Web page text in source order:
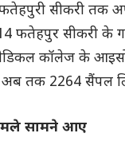
सीकरी तक
फतेहपुर सीकरी के
कॉलेज के
अब तक 2264 सैंपल
सामने आए